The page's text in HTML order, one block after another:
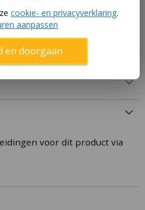
en geschikt voor
van 250 cm. Een perfecte
voor dit product via
cookie- en privacyverklaring.
aanpassen
en doorgaan